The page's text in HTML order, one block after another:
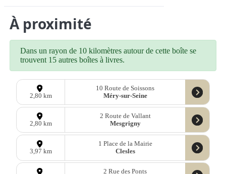
À proximité
Dans un rayon de 10 kilomètres autour de cette boîte se
trouvent 15 autres boîtes à livres.
2,80 km
10 Route de Soissons
Méry-sur-Seine
2,80 km
2 Route de Vallant
Mesgrigny
3,97 km
1 Place de la Mairie
Clesles
2 Rue des Ponts